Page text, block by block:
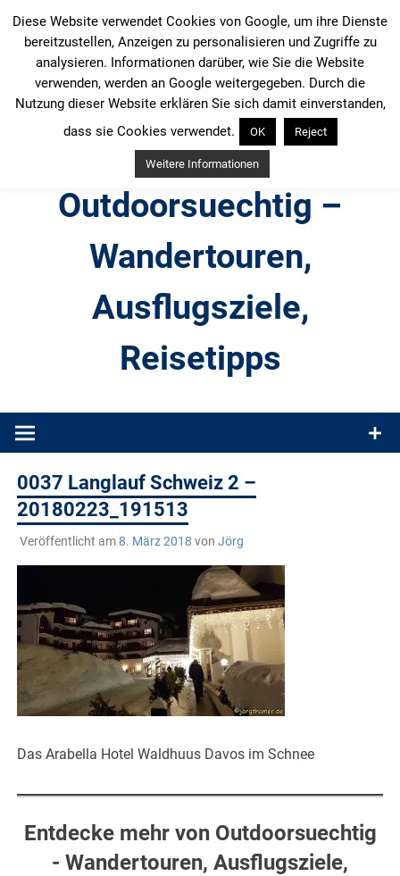
Inhalt
springen
Outdoorsuechtig –
Wandertouren,
Ausflugsziele,
Reisetipps
Produkttests und Buchrezensionen. Ein Blog für alle, die gern
0037 Langlauf Schweiz 2 –
20180223_191513
Veröffentlicht am8. März 2018 von Jörg
Das Arabella Hotel Waldhuus Davos im Schnee
Entdecke mehr von Outdoorsuechtig
- Wandertouren, Ausflugsziele,
Diese Website verwendet Cookies von Google, um ihre Dienste
bereitzustellen, Anzeigen zu personalisieren und Zugriffe zu
analysieren. Informationen darüber, wie Sie die Website
verwenden, werden an Google weitergegeben. Durch die
Nutzung dieser Website erklären Sie sich damit einverstanden,
dass sie Cookies verwendet.
OK Reject
Weitere Informationen